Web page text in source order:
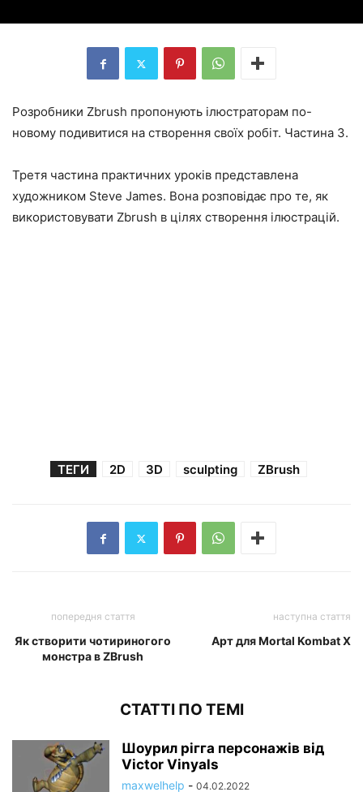
Розробники Zbrush пропонують ілюстраторам по-
новому подивитися на створення своїх робіт. Частина 3.
Третя частина практичних уроків представлена
художником Steve James. Вона розповідає про те, як
використовувати Zbrush в цілях створення ілюстрацій.
ТЕГИ 2D 3D sculpting ZBrush
попередня стаття
Як створити чотириногого
монстра в ZBrush
наступна стаття
Арт для Mortal Kombat X
СТАТТІ ПО ТЕМІ
Шоурил рігга персонажів від
Victor Vinyals
maxwelhelp - 04.02.2022